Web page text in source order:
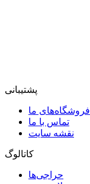
پشتیبانی
فروشگاه‌های ما
تماس با ما
نقشه سایت
کاتالوگ
حراجی‌ها